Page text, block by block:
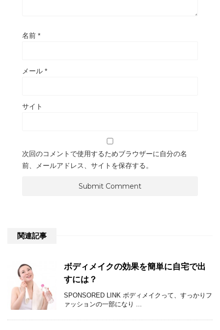
名前 *
メール *
サイト
次回のコメントで使用するためブラウザーに自分の名
前、メールアドレス、サイトを保存する。
関連記事
ボディメイクの効果を簡単に自宅で出
すには？
SPONSORED LINK ボディメイクって、すっかりフ
ァッションの一部になり ...